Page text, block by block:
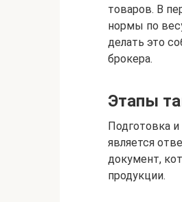
товаров. В
нормы по
делать это
брокера.
Этапы
Подготовка
является
документ,
продукции.